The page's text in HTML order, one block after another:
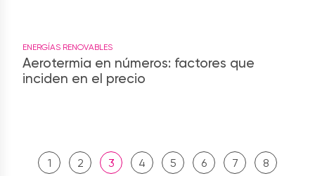
ENERGÍAS RENOVABLES
Aerotermia en números: factores que
inciden en el precio
1 2 3 4 5 6 7 8